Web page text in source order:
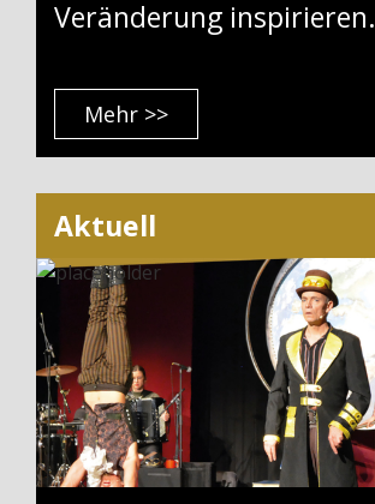
Veränderung inspirieren.
Mehr >>
Aktuell